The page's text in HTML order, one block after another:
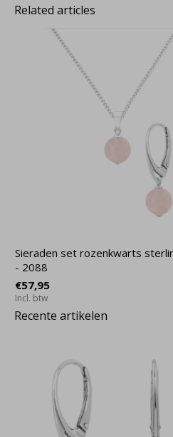
Related articles
Sieraden set rozenkwarts
- 2088
€57,95
Incl. btw
Recente artikelen